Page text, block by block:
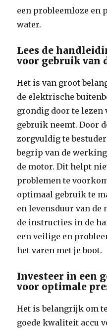
een probleemloze en
water.
Lees de
voor gebruik van
Het is van groot
de elektrische
grondig door te lezen
gebruik neemt. Door
zorgvuldig te
begrip van de
de motor. Dit helpt
problemen te
optimaal gebruik te
en levensduur van de
de instructies in de
een veilige en
het varen met je boot.
Investeer in een
voor optimale
Het is belangrijk om
goede kwaliteit accu